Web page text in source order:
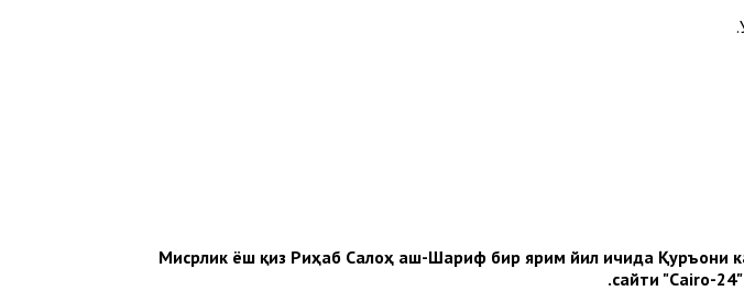
Мисрлик ёш қиз Риҳаб Салоҳ аш-Шариф бир ярим йил ичида Қуръони
сайти "Cairo-